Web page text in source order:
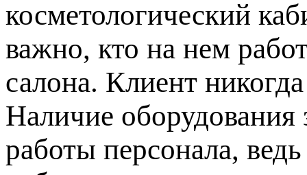
косметологический
важно, кто на нем
салона. Клиент
Наличие оборудования
работы персонала,